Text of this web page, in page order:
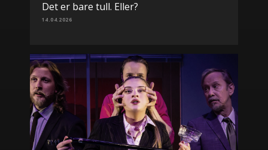
Det er bare tull. Eller?
14.04.2026